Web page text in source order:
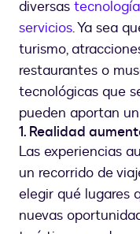
diversas
servicios. Ya sea
turismo,
restaurantes o
tecnológicas que
pueden aportan
1. Realidad
Las experiencias
un recorrido de
elegir qué lugares
nuevas